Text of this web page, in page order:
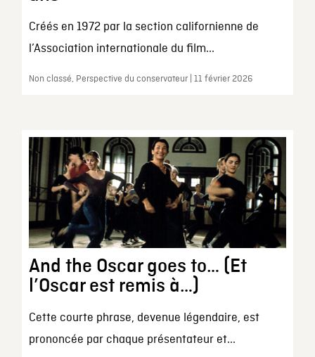
Créés en 1972 par la section californienne de
l’Association internationale du film...
Non classé, Perspective du conservateur | 11 février 2026
And the Oscar goes to… (Et
l’Oscar est remis à…)
Cette courte phrase, devenue légendaire, est
prononcée par chaque présentateur et...